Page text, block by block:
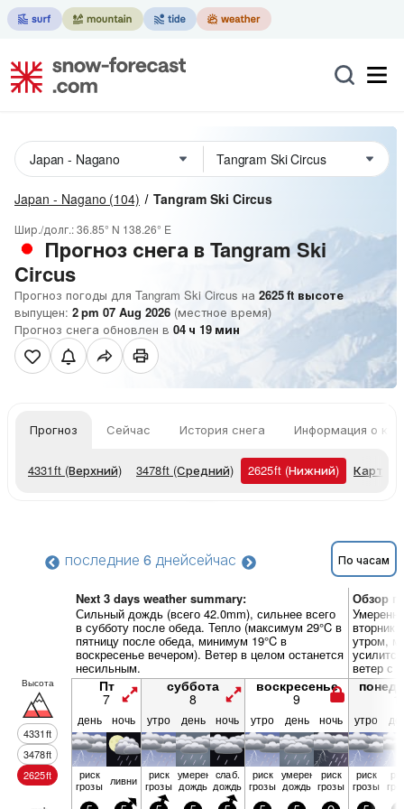
Japan - Nagano (104) Tangram Ski Circus
Шир./долг.:36.85° N 138.26° E
Прогноз снега в Tangram Ski
Circus
Прогноз погоды для Tangram Ski Circus на 2625ft высоте
выпущен: 2 pm 07 Aug 2026 (местное время)
Прогноз снега обновлен в 04 ч 19 мин
Прогноз Сейчас История снега Информация о
4331ft (Верхний) 3478ft (Средний) 2625ft (Нижний) Карты
последние 6 днейсейчас По часам
Next 3 days weather summary:
Сильный дождь (всего 42.0mm), сильнее всего
в субботу после обеда. Тепло (максимум 29°C в
пятницу после обеда, минимум 19°C в
воскресенье вечером). Ветер в целом останется
несильным.
Обзор
вторник
утром,
ветер с
Высота
4331ft
3478ft
2625ft
Пт
7
суббота
8
воскресенье
9
день ночь утро день ночь утро день ночь утро
риск
грозы ливни риск
грозы
умерен.
дождь
слаб.
дождь
риск
грозы
умерен.
дождь
риск
грозы
риск
грозы